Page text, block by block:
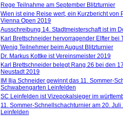
Rege Teilnahme am September Blitzturnier
Wien ist eine Reise wert, ein Kurzbericht von
Vienna Open 2019
Ausschreibung 14. Stadtmeisterschaft ist im
Karl Brettschneider hervorragender Elfter bei
Wenig Teilnehmer beim August Blitzturnier
Dr. Markus Kottke ist Vereinsmeister 2019
Karl Brettschneider belegt Rang 26 bei den
Neustadt 2019
IM Ilja Schneider gewinnt das 11. Sommer-
Schwabengarten Leinfelden
SC Leinfelden ist Vizepokalsieger im
11. Sommer-Schnellschachturnier am 20.
Leinfelden